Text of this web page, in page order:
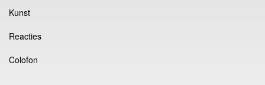
Kunst
Reacties
Colofon